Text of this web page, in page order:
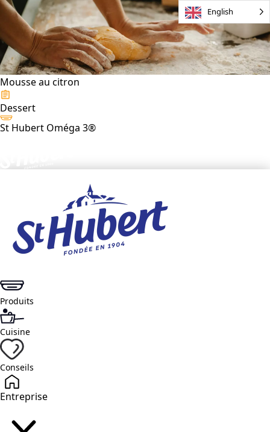
Mousse au citron
Dessert
St Hubert Oméga 3®
Produits
Cuisine
Conseils
Entreprise
English